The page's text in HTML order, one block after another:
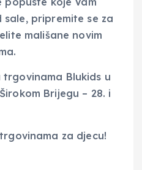
sale, pripremite se za
mališane novim
trgovinama Blukids u
Brijegu – 28. i
za djecu!